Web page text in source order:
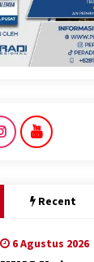
Recent
6 Agustus 2026